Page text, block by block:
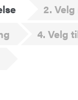
2
4 Velg